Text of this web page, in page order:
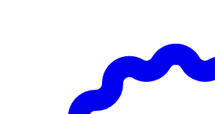
Aqua, Glycerin, Caprylic/Capric
Pentaerythrityl Tetraisostearate,